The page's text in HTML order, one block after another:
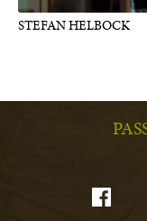
STEFAN HELBOCK